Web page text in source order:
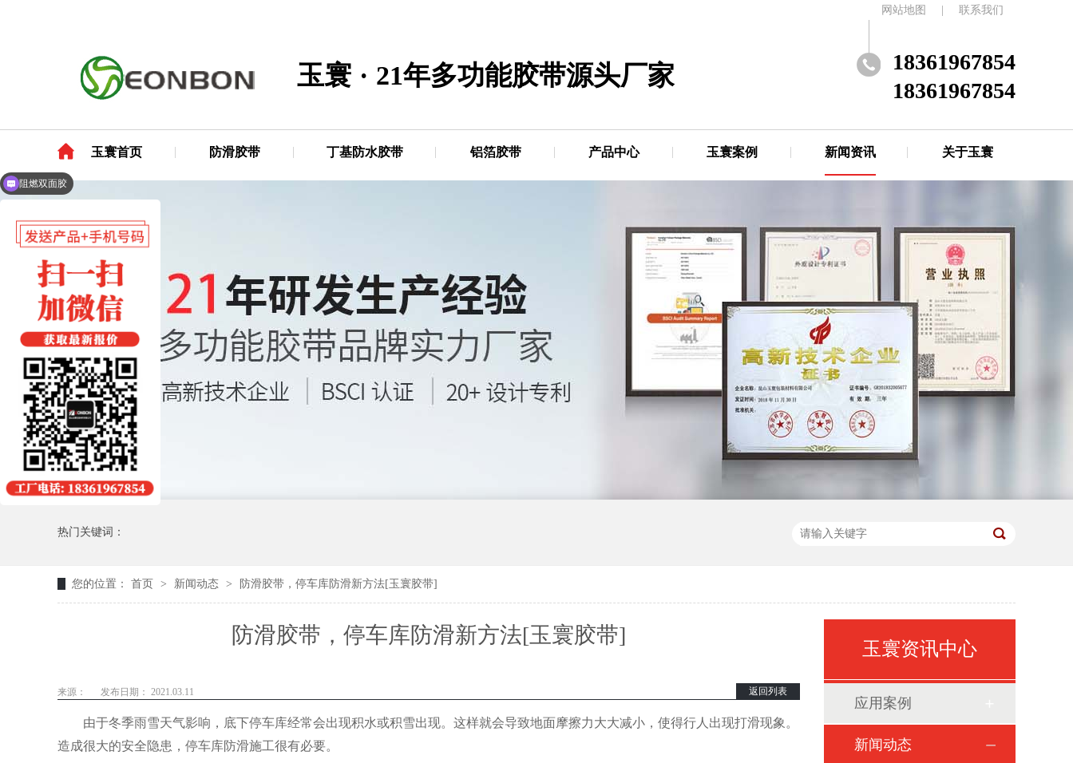
网站地图 联系我们
玉寰 · 21年多功能胶带源头厂家
18361967854
18361967854
玉寰首页 防滑胶带 丁基防水胶带 铝箔胶带 产品中心 玉寰案例 新闻资讯 关于玉寰
热门关键词：
您的位置： 首页 > 新闻动态 > 防滑胶带，停车库防滑新方法[玉寰胶带]
防滑胶带，停车库防滑新方法[玉寰胶带]
返回列表
来源： 发布日期： 2021.03.11
由于冬季雨雪天气影响，底下停车库经常会出现积水或积雪出现。这样就会导致地面摩擦力大大减小，使得行人出现打滑现象。
造成很大的安全隐患，停车库防滑施工很有必要。
玉寰资讯中心
应用案例
新闻动态
阻燃双面胶